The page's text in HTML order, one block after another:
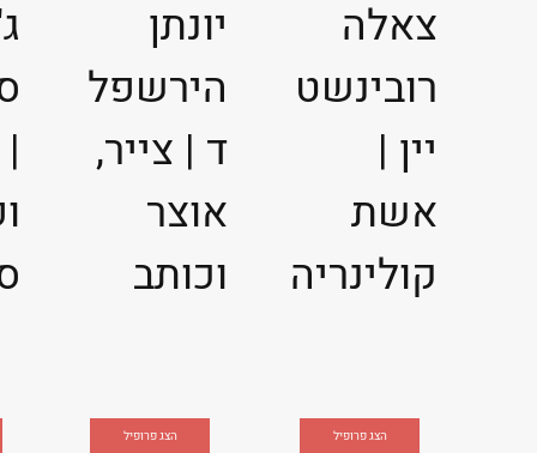
|
יונתן
הירשפל
ד | צייר,
אוצר
וכותב
הצג פרופיל
צאלה
רובינשט
יין |
אשת
קולינריה
הצג פרופיל